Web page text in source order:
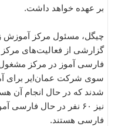
بر عهده خواهد داشت.
چیگل، مسئول مرکز آموزش
سوی شرکت عمان‌ایر برای
شدند که در حال انجام آن
نیز ۶۰ نفر در حال
فارسی هستند.